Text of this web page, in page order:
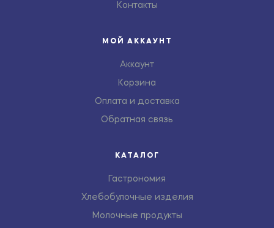
Контакты
МОЙ АККАУНТ
Аккаунт
Корзина
Оплата и доставка
Обратная связь
КАТАЛОГ
Гастрономия
Хлебобулочные изделия
Молочные продукты